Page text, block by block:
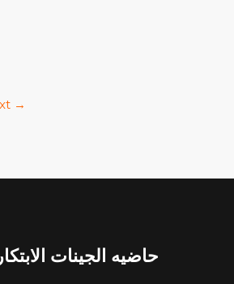
→
حاضيه الجينات